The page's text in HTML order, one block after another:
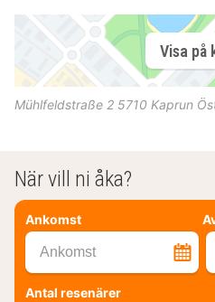
Visa på
Mühlfeldstraße 2 5710 Kaprun
När vill ni åka?
Ankomst
Ankomst
Antal resenärer